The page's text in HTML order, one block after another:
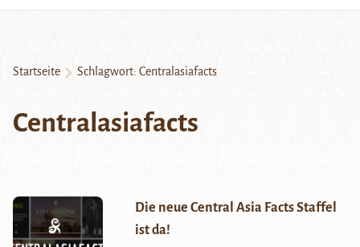
Startseite Schlagwort: Centralasiafacts
Centralasiafacts
Die neue Central Asia Facts Staffel
ist da!